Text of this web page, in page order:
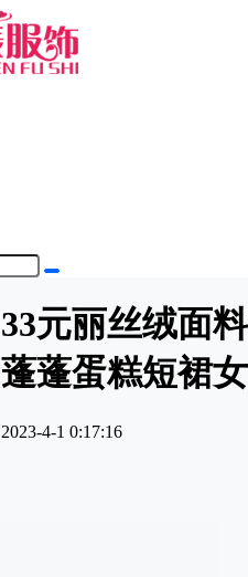
33元丽丝绒面
蓬蓬蛋糕短裙
2023-4-1 0:17:16